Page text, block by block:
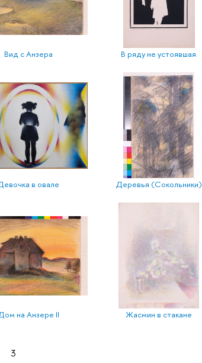
Вид с Анзера В ряду не устоявшая
в овале Деревья (Сокольники)
на Анзере II Жасмин в стакане
3